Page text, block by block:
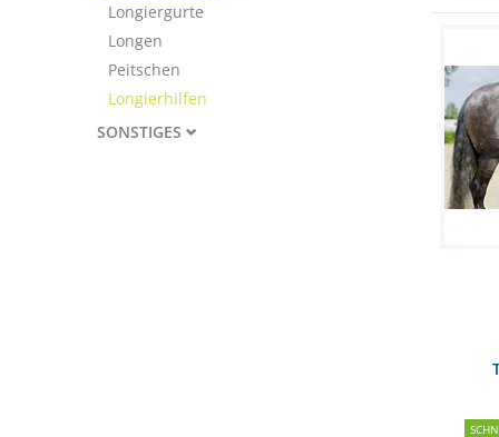
Longiergurte
Longen
Peitschen
Longierhilfen
SONSTIGES